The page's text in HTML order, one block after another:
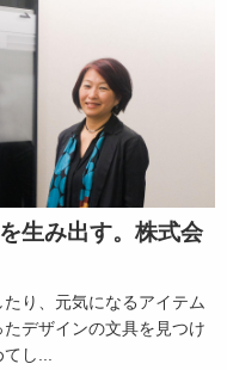
生み出す。株式会
り、元気になるアイテム
デザインの文具を見つけ
てし...